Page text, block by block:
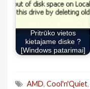
Pritrūko vietos
kietajame diske ?
[Windows patarimai]
AMD, Cool'n'Quiet,